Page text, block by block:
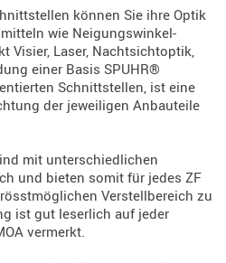
AUFSÄTZE
UND
können Sie ihre Optik
wie Neigungswinkel-
Visier, Laser, Nachtsichtoptik,
einer Basis SPUHR®
Schnittstellen, ist eine
der jeweiligen Anbauteile
mit unterschiedlichen
und bieten somit für jedes ZF
Verstellbereich zu
ist gut leserlich auf jeder
vermerkt.